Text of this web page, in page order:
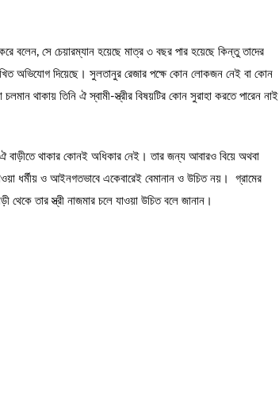
বলেন, সে চেয়ারম্যান হয়েছে মাত্র ৩ বছর পার হয়েছে কিন্তু তাদের
অভিযোগ দিয়েছে। সুলতানুর রেজার পক্ষে কোন লোকজন নেই বা কোন
থাকায় তিনি ঐ স্বামী-স্ত্রীর বিষয়টির কোন সুরাহা করতে পারেন নাই
ঐ বাড়ীতে থাকার কোনই অধিকার নেই। তার জন্য আবারও বিয়ে অথবা
ধর্মীয় ও আইনগতভাবে একেবারেই বেমানান ও উচিত নয়। গ্রামের
তার স্ত্রী নাজমার চলে যাওয়া উচিত বলে জানান।